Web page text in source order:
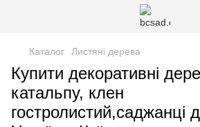
Каталог Листяні дерева
Купити декоративні
катальпу, клен
гостролистий,саджанці